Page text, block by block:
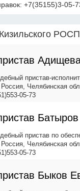
+7(35155)3-05-
РОСП
пристав-
Челябинская
05-73
пристав по
Челябинская
05-73
Быков